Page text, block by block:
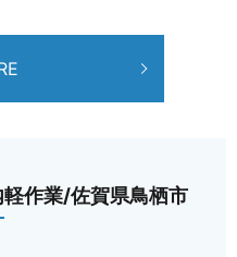
作業/佐賀県鳥栖市